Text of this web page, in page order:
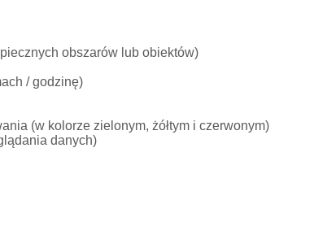
obszarów lub obiektów)
/ godzinę)
(w kolorze zielonym, żółtym i czerwonym)
danych)